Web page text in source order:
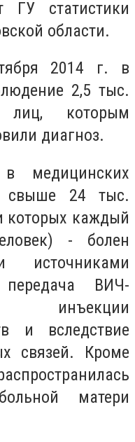
ГУ статистики
области.
2014 г. в
2,5 тыс.
лиц, которым
диагноз.
медицинских
свыше 24 тыс.
которых каждый
- болен
источниками
передача ВИЧ-
инъекции
и вследствие
связей. Кроме
матери